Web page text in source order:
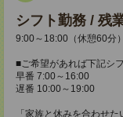
シフト勤務 / 残
9:00～18:00（休憩60分）
■ご希望があれば下記シ
早番 7:00～16:00
遅番 10:00～19:00
「家族と休みを合わせた